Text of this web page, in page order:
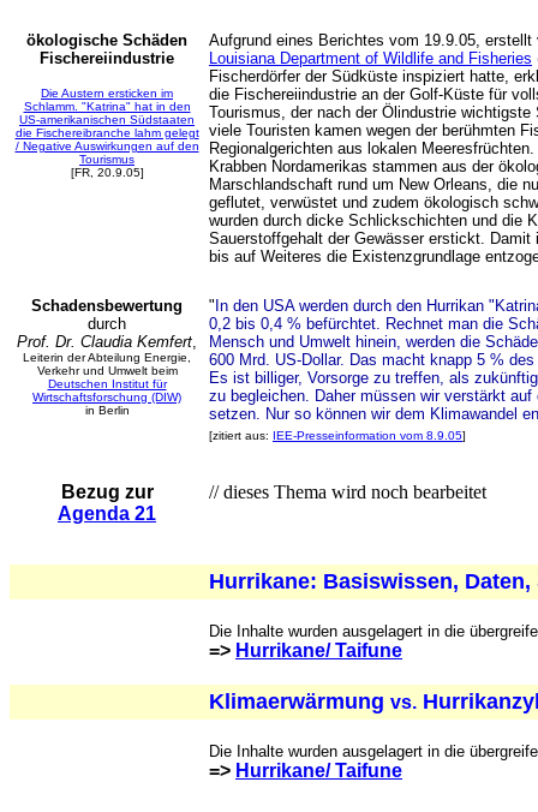
ökologische Schäden
Fischereiindustrie
Die Austern ersticken im
Schlamm. "Katrina" hat in den
US-amerikanischen Südstaaten
die Fischereibranche lahm gelegt
/ Negative Auswirkungen auf den
Tourismus
[FR, 20.9.05]
Aufgrund eines Berichtes vom 19.9.05,
Louisiana Department of Wildlife and Fisheries
Fischerdörfer der Südküste inspiziert hatte,
die Fischereiindustrie an der Golf-Küste für
Tourismus, der nach der Ölindustrie
viele Touristen kamen wegen der berühmten
Regionalgerichten aus lokalen
Krabben Nordamerikas stammen aus der
Marschlandschaft rund um New Orleans, die
geflutet, verwüstet und zudem ökologisch
wurden durch dicke Schlickschichten und die
Sauerstoffgehalt der Gewässer erstickt.
bis auf Weiteres die Existenzgrundlage
Schadensbewertung
durch
Prof. Dr. Claudia Kemfert,
Leiterin der Abteilung Energie,
Verkehr und Umwelt beim
Deutschen Institut für
Wirtschaftsforschung (DIW)
in Berlin
" In den USA werden durch den Hurrikan
0,2 bis 0,4 % befürchtet. Rechnet man die
Mensch und Umwelt hinein, werden die
600 Mrd. US-Dollar. Das macht knapp 5 %
Es ist billiger, Vorsorge zu treffen, als
zu begleichen. Daher müssen wir verstärkt auf
setzen. Nur so können wir dem Klimawandel
[zitiert aus: IEE-Presseinformation vom 8.9.05]
Bezug zur
Agenda 21
// dieses Thema wird noch bearbeitet
Hurrikane: Basiswissen,
Die Inhalte wurden ausgelagert in die
=> Hurrikane/ Taifune
Klimaerwärmung vs.
Die Inhalte wurden ausgelagert in die
=> Hurrikane/ Taifune